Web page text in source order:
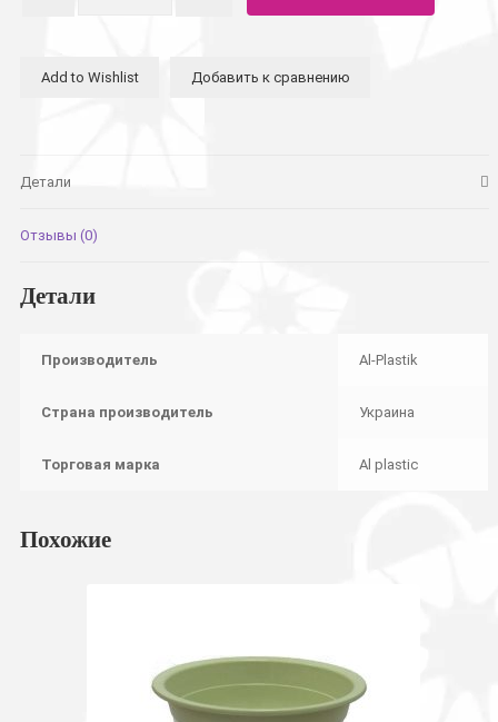
квадратный
105
Add to Wishlist Добавить к сравнению
Детали
Отзывы (0)
Детали
Производитель Al-Plastik
Страна производитель Украина
Торговая марка Al plastic
Похожие